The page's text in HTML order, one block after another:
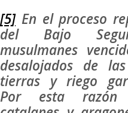
[5]En el proceso
del Bajo
musulmanes
desalojados de
tierras y riego
Por esta razón